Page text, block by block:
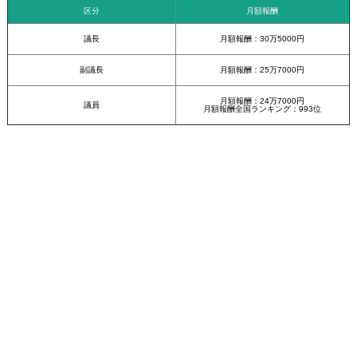
区分 月額報酬
議長 月額報酬：30万5000円
副議長 月額報酬：25万7000円
議員
月額報酬：24万7000円
月額報酬全国ランキング：993位